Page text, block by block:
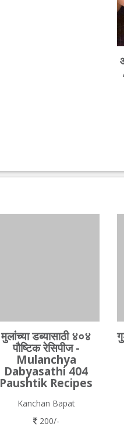
मुलांच्या डब्यासाठी ४०४
पौष्टिक रेसिपीज -
Mulanchya
Dabyasathi 404
Paushtik Recipes
Kanchan Bapat
200/-